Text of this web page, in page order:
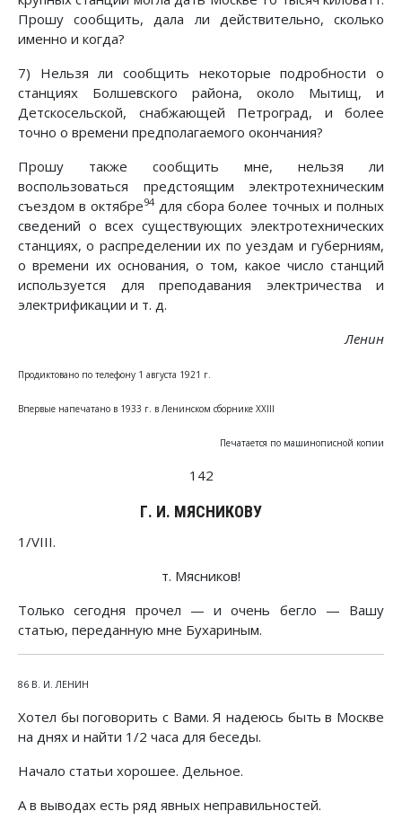
Прошу сообщить, дала ли действительно, сколько
именно и когда?
7) Нельзя ли сообщить некоторые подробности о
станциях Болшевского района, около Мытищ, и
Детскосельской, снабжающей Петроград, и более
точно о времени предполагаемого окончания?
Прошу также сообщить мне, нельзя ли
воспользоваться предстоящим электротехническим
съездом в октябре94для сбора более точных и полных
сведений о всех существующих электротехнических
станциях, о распределении их по уездам и губерниям,
о времени их основания, о том, какое число станций
используется для преподавания электричества и
электрификации и т. д.
Ленин
Продиктовано по телефону 1 августа 1921 г.
Впервые напечатано в 1933 г. в Ленинском сборнике XXIII
Печатается по машинописной копии
142
Г. И. МЯСНИКОВУ
1/VIII.
т. Мясников!
Только сегодня прочел — и очень бегло — Вашу
статью, переданную мне Бухариным.
86 В. И. ЛЕНИН
Хотел бы поговорить с Вами. Я надеюсь быть в Москве
на днях и найти 1/2 часа для беседы.
Начало статьи хорошее. Дельное.
А в выводах есть ряд явных неправильностей.